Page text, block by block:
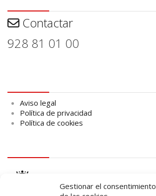
Gestionar el consentimiento
Contactar
928 81 01 00
Aviso legal
Política de privacidad
Política de cookies